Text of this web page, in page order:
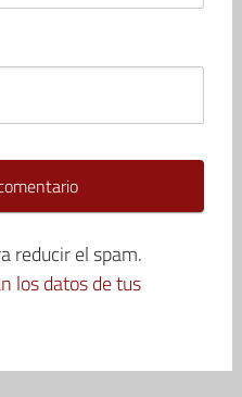
reducir el spam.
los datos de tus